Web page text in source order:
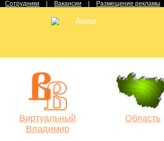
Сотрудники Вакансии Размещение рекламы
Виртуальный
Владимир
Область